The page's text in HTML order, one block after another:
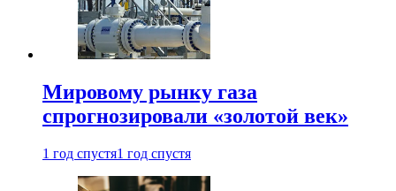
Мировому рынку газа
спрогнозировали «золотой век»
1 год спустя1 год спустя